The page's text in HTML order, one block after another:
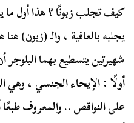
كيف تجلب زبونًا ؟ هذا أول ما
يجلبه بالعافية ، والـ (زبون)
شهيرتين يتسطيع بهما
أولًا : الإيحاء الجنسي ، وهي
على النواقص .. والمعروف